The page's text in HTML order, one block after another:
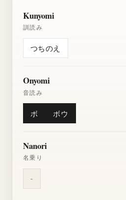
Kunyomi
訓読み
つちのえ
Onyomi
音読み
ボ ボウ
Nanori
名乗り
-